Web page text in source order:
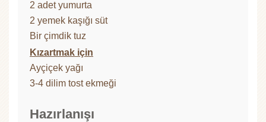
2 adet yumurta
2 yemek kaşığı süt
Bir çimdik tuz
Kızartmak için
Ayçiçek yağı
3-4 dilim tost ekmeği
Hazırlanışı